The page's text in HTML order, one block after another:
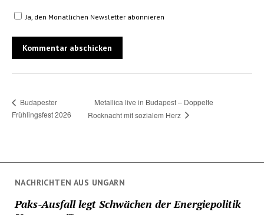
NACHRICHTEN AUS UNGARN
Paks-Ausfall legt Schwächen der Energiepolitik
Ja, den Monatlichen Newsletter abonnieren
Budapester
Frühlingsfest 2026
Metallica live in Budapest – Doppelte
Rocknacht mit sozialem Herz